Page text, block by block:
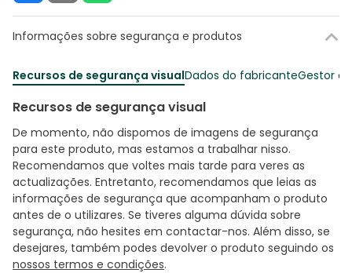
Informações sobre segurança e produtos
Recursos de segurança visualDados do fabricanteGestor
Recursos de segurança visual
De momento, não dispomos de imagens de segurança
para este produto, mas estamos a trabalhar nisso.
Recomendamos que voltes mais tarde para veres as
actualizações. Entretanto, recomendamos que leias as
informações de segurança que acompanham o produto
antes de o utilizares. Se tiveres alguma dúvida sobre
segurança, não hesites em contactar-nos. Além disso, se
desejares, também podes devolver o produto seguindo os
nossos termos e condições.